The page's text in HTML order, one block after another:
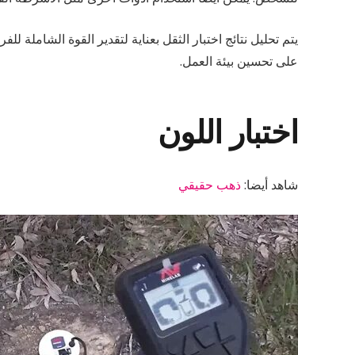
يتم تحليل نتائج اختبار الثقل بعناية لتقدير القوة الشاملة
على تحسين بيئة العمل.
اختبار اللون
شاهد أيضا:ذهب حقيقي